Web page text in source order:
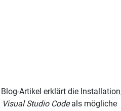
Artikel erklärt die
Visual Studio Codeals mögliche